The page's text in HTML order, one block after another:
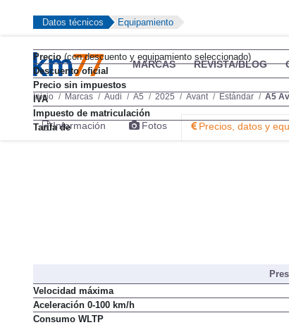
MARCAS REVISTA/BLOG
Inicio Marcas Audi A5 2025 Avant Estándar A5
Información Fotos Precios, datos y
Datos técnicos Equipamiento
Precio(con descuento y equipamiento seleccionado)
Descuento oficial
Precio sin impuestos
IVA
Impuesto de matriculación
Tarifa de
Velocidad máxima
Aceleración 0-100 km/h
Consumo WLTP